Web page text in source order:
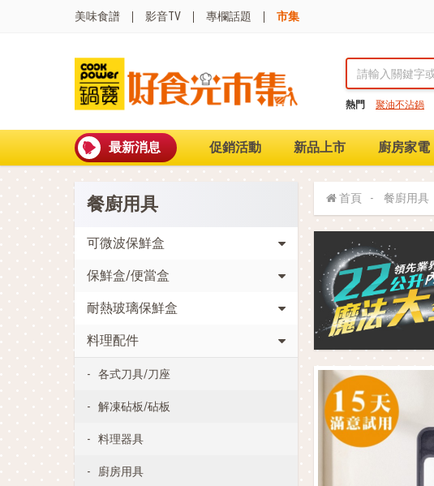
美味食譜 影音TV 專欄話題 市集
熱門 聚油不沾鍋
最新消息 促銷活動 新品上市 廚房家電
餐廚用具
可微波保鮮盒
保鮮盒/便當盒
耐熱玻璃保鮮盒
料理配件
各式刀具/刀座
解凍砧板/砧板
料理器具
廚房用具
首頁 餐廚用具